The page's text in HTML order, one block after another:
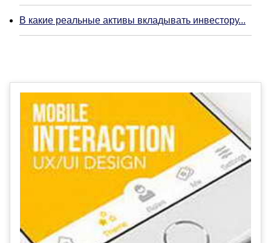
В какие реальные активы вкладывать инвестору...